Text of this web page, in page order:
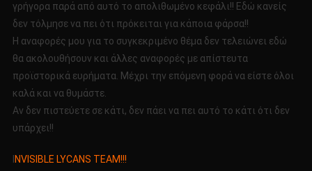
γρήγορα παρά από αυτό το απολιθωμένο κεφάλι!! Εδώ κανείς
δεν τόλμησε να πει ότι πρόκειται για κάποια φάρσα!!
Η αναφορές μου για το συγκεκριμένο θέμα δεν τελειώνει εδώ
θα ακολουθήσουν και άλλες αναφορές με απίστευτα
προϊστορικά ευρήματα. Μέχρι την επόμενη φορά να είστε όλοι
καλά και να θυμάστε.
Αν δεν πιστεύετε σε κάτι, δεν πάει να πει αυτό το κάτι ότι δεν
υπάρχει!!
NVISIBLE LYCANS TEAM!!!